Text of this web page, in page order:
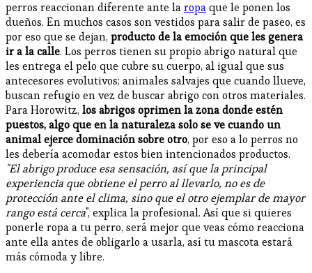
perros reaccionan diferente ante laropaque le ponen los
dueños. En muchos casos son vestidos para salir de paseo, es
por eso que se dejan, producto de la emoción que les genera
ir a la calle. Los perros tienen su propio abrigo natural que
les entrega el pelo que cubre su cuerpo, al igual que sus
antecesores evolutivos; animales salvajes que cuando llueve,
buscan refugio en vez de buscar abrigo con otros materiales.
Para Horowitz, los abrigos oprimen la zona donde estén
puestos, algo que en la naturaleza solo se ve cuando un
animal ejerce dominación sobre otro, por eso a lo perros no
les debería acomodar estos bien intencionados productos.
"El abrigo produce esa sensación, así que la principal
experiencia que obtiene el perro al llevarlo, no es de
protección ante el clima, sino que el otro ejemplar de mayor
rango está cerca", explica la profesional. Así que si quieres
ponerle ropa a tu perro, será mejor que veas cómo reacciona
ante ella antes de obligarlo a usarla, así tu mascota estará
más cómoda y libre.